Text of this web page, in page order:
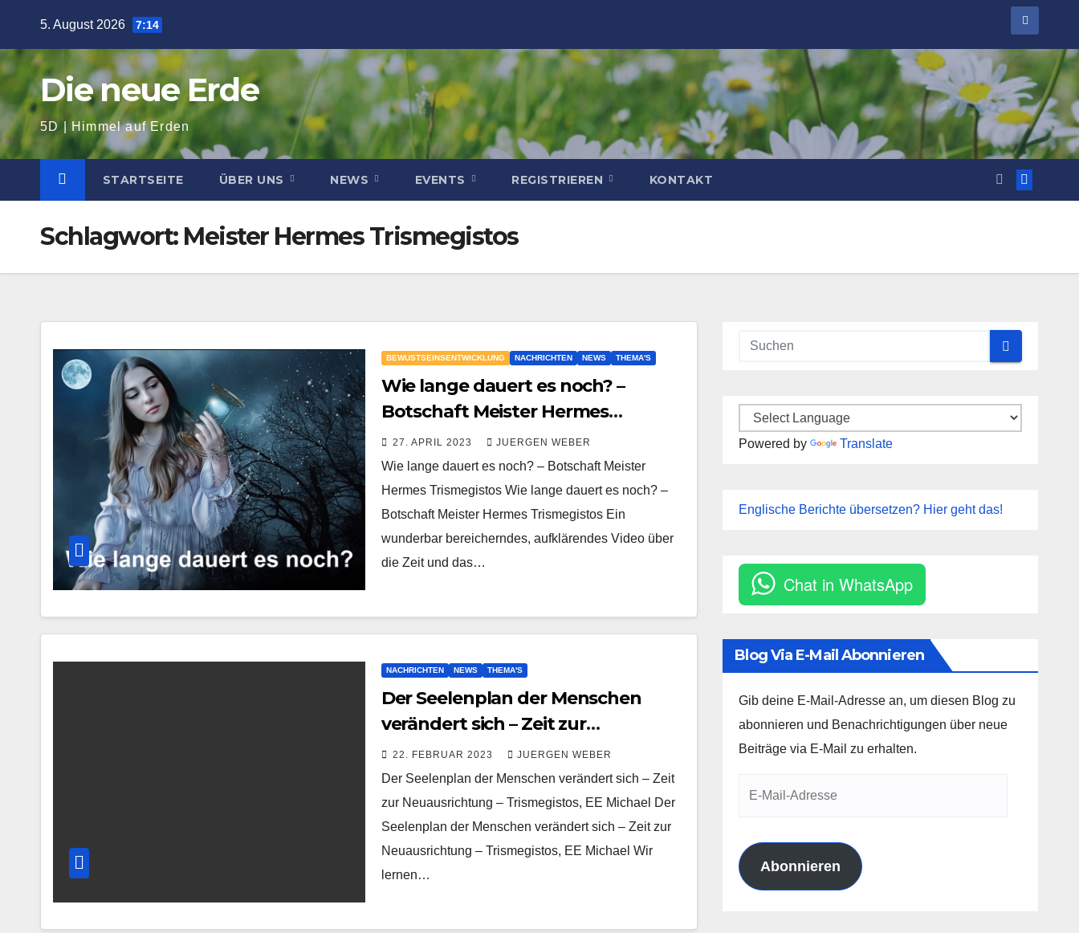
springen
5. August 2026 7:14
Die neue Erde
5D | Himmel auf Erden
STARTSEITE ÜBER UNS NEWS EVENTS REGISTRIEREN KONTAKT
Schlagwort: Meister Hermes Trismegistos
BEWUSTSEINSENTWICKLUNG NACHRICHTEN NEWS THEMA'S
Wie lange dauert es noch? –
Botschaft Meister Hermes
Trismegistos
27. APRIL 2023 JUERGEN WEBER
Wie lange dauert es noch? – Botschaft Meister
Hermes Trismegistos Wie lange dauert es noch? –
Botschaft Meister Hermes Trismegistos Ein
wunderbar bereicherndes, aufklärendes Video über
die Zeit und das…
NACHRICHTEN NEWS THEMA'S
Der Seelenplan der Menschen
verändert sich – Zeit zur
Neuausrichtung – Trismegistos, EE
Michael
22. FEBRUAR 2023 JUERGEN WEBER
Der Seelenplan der Menschen verändert sich – Zeit
zur Neuausrichtung – Trismegistos, EE Michael Der
Seelenplan der Menschen verändert sich – Zeit zur
Neuausrichtung – Trismegistos, EE Michael Wir
lernen…
Powered by Translate
Englische Berichte übersetzen? Hier geht das!
Chat in WhatsApp
Blog Via E-Mail Abonnieren
Gib deine E-Mail-Adresse an, um diesen Blog zu
abonnieren und Benachrichtigungen über neue
Beiträge via E-Mail zu erhalten.
Abonnieren